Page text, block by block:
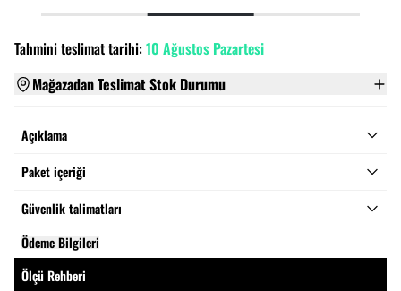
Tahmini teslimat tarihi:10 Ağustos Pazartesi
Mağazadan Teslimat Stok Durumu
Açıklama
Paket içeriği
Güvenlik talimatları
Ödeme Bilgileri
Ölçü Rehberi